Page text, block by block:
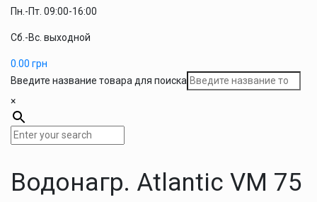
Пн.-Пт. 09:00-16:00
Сб.-Вс. выходной
0.00 грн
Введите название товара для поиска
×
Водонагр. Atlantic VM 75